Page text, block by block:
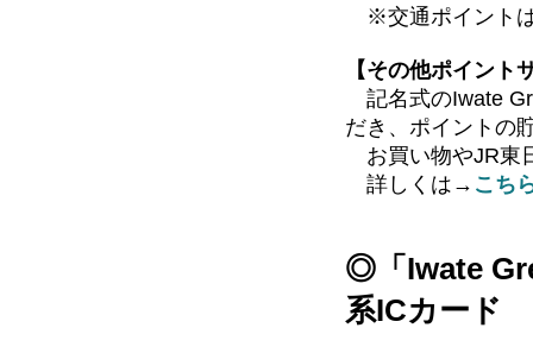
※交通ポイント
【その他ポイント
記名式のIwate
だき、ポイントの
お買い物やJR東
詳しくは→ こち
◎「Iwate
系ICカード